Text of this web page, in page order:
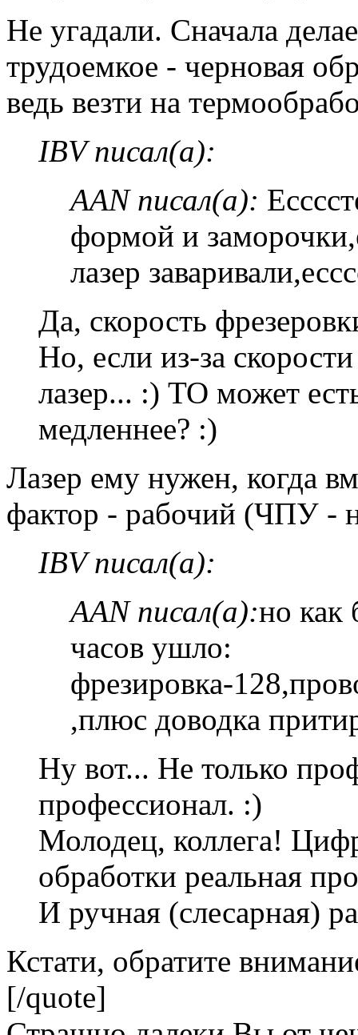
Не угадали. Сначала
трудоемкое - черновая
ведь везти на
IBV писал(а):
AAN писал(а):
формой и
лазер
Да, скорость
Но, если из-за
лазер... :) ТО может
медленнее? :)
Лазер ему нужен, когда
фактор - рабочий (ЧПУ -
IBV писал(а):
AAN писал(а):но
часов ушло:
фрезировка-
,плюс доводка
Ну вот... Не только
профессионал. :)
Молодец, коллега!
обработки реальная
И ручная (слесарная)
Кстати, обратите
[/quote]